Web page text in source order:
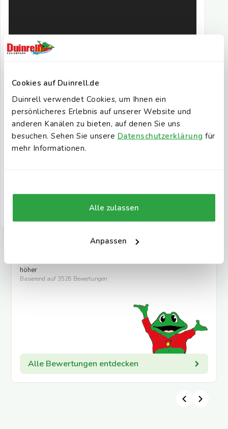
Cookies auf Duinrell.de
Duinrell verwendet Cookies, um Ihnen ein
persönlicheres Erlebnis auf unserer Website und
anderen Kanälen zu bieten, auf denen Sie uns
besuchen. Sehen Sie unsere Datenschutzerklärung für
mehr Informationen.
Alle zulassen
Anpassen
Gäste berichten
höher
Basierend auf 3528 Bewertungen
Alle Bewertungen entdecken